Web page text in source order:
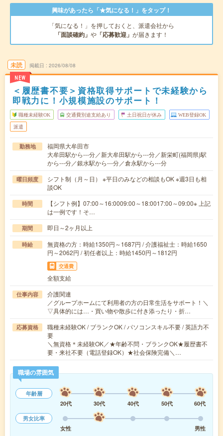
興味があったら「★気になる！」をタップ！
「気になる！」を押しておくと、派遣会社から
「面談確約」 や 「応募歓迎」 が届きます！
未読
NEW
掲載日 2026/08/08
＜履歴書不要＞資格取得サポートで未経験から
即戦力に！小規模施設のサポート！
職種未経験OK 交通費別途支給あり 土日祝日が休み WEB登録OK
派遣
勤務地
福岡県大牟田市
大牟田駅から---分／新大牟田駅から---分／新栄町(福岡県)駅
から---分／銀水駅から---分／倉永駅から---分
曜日頻度
シフト制（月～日） ※平日のみなどの相談もOK ※週3日も相
談OK
時間
【シフト例】07:00～16:0009:00～18:0017:00～09:00※ 上記
は一例です！そ…
期間 即日～2ヶ月以上
時給
無資格の方：時給1350円～1687円 / 介護福祉士：時給1650
円～2062円 / 初任者以上：時給1450円～1812円
交通費
全額支給
仕事内容
介護関連
／グループホームにて利用者の方の日常生活をサポート！＼
▽具体的には…・買い物や散歩に付き添ったり・折…
応募資格
職種未経験OK / ブランクOK / パソコンスキル不要 / 英語力不
要
＼無資格＊未経験OK／★年齢不問・ブランクOK★履歴書不
要・来社不要（電話登録OK）★社会保険完備＼…
職場の雰囲気
年齢層
20代
30代 40代 50代
60代
男女比率
女性
男性